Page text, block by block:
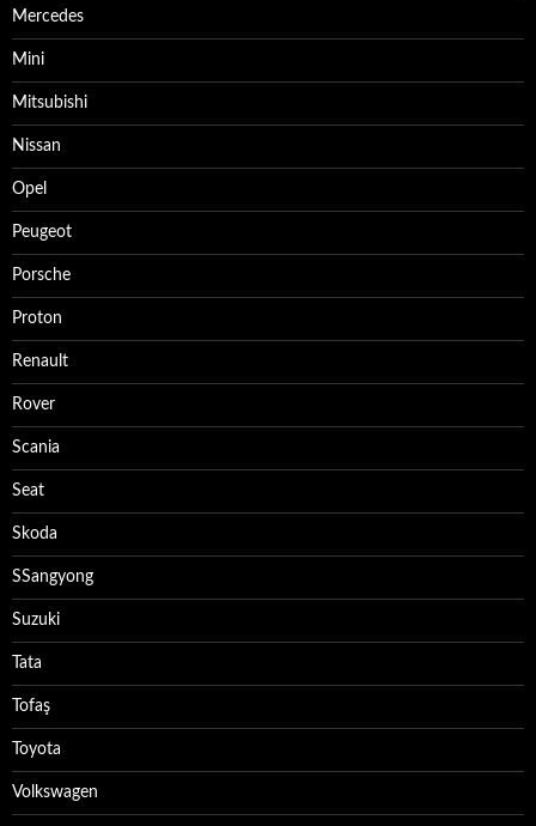
Mercedes
Mini
Mitsubishi
Nissan
Opel
Peugeot
Porsche
Proton
Renault
Rover
Scania
Seat
Skoda
SSangyong
Suzuki
Tata
Tofaş
Toyota
Volkswagen